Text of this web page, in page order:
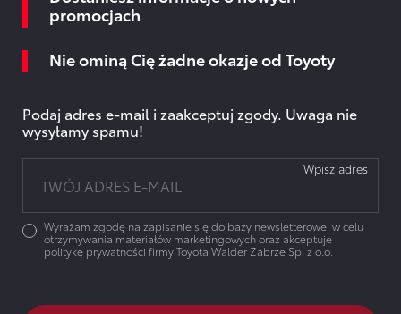
promocjach
Nie ominą Cię żadne okazje od Toyoty
Podaj adres e-mail i zaakceptuj zgody. Uwaga nie
wysyłamy spamu!
Wpisz adres
Wyrażam zgodę na zapisanie się do bazy newsletterowej w celu
otrzymywania materiałów marketingowych oraz akceptuje
politykę prywatności firmy Toyota Walder Zabrze Sp. z o.o.